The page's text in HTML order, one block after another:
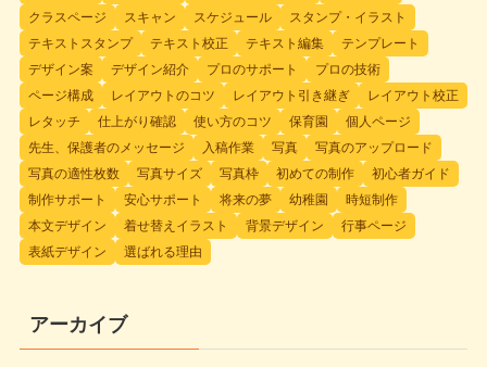
クラスページ
スキャン スケジュール
スタンプ・イラスト
テキストスタンプ
テキスト校正 テキスト編集
テンプレート
デザイン案
デザイン紹介 プロのサポート
プロの技術
ページ構成
レイアウトのコツ レイアウト引き継ぎ
レイアウト校正
レタッチ
仕上がり確認 使い方のコツ 保育園
個人ページ
先生、保護者のメッセージ
入稿作業 写真
写真のアップロード
写真の適性枚数
写真サイズ 写真枠 初めての制作
初心者ガイド
制作サポート
安心サポート 将来の夢 幼稚園
時短制作
本文デザイン
着せ替えイラスト 背景デザイン
行事ページ
表紙デザイン
選ばれる理由
アーカイブ